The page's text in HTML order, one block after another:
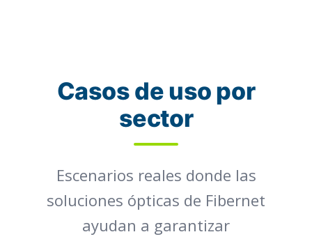
Casos de uso por
sector
Escenarios reales donde las
soluciones ópticas de Fibernet
ayudan a garantizar